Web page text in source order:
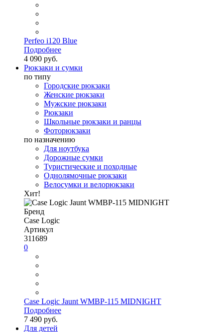
Perfeo i120 Blue
Подробнее
4 090 руб.
Рюкзаки и сумки
по типу
Городские рюкзаки
Женские рюкзаки
Мужские рюкзаки
Рюкзаки
Школьные рюкзаки и ранцы
Фоторюкзаки
по назначению
Для ноутбука
Дорожные сумки
Туристические и походные
Однолямочные рюкзаки
Велосумки и велорюкзаки
Хит!
Бренд
Case Logic
Артикул
311689
0
Case Logic Jaunt WMBP-115 MIDNIGHT
Подробнее
7 490 руб.
Для детей